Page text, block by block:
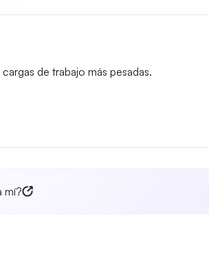
de trabajo más pesadas.
mí?